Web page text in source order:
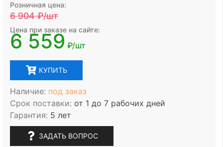
Розничная цена:
6 904₽/шт
Цена при заказе на сайте:
6 559 ₽/шт
КУПИТЬ
Наличие: под заказ
Срок поставки: от 1 до 7 рабочих дней
Гарантия: 5 лет
ЗАДАТЬ ВОПРОС